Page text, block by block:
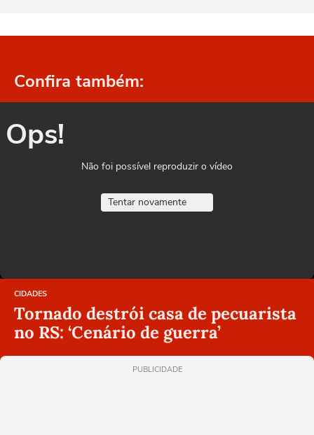
Confira também:
Ops!
Não foi possível reproduzir o vídeo
Tentar novamente
CIDADES
Tornado destrói casa de pecuarista
no RS: ‘Cenário de guerra’
PUBLICIDADE